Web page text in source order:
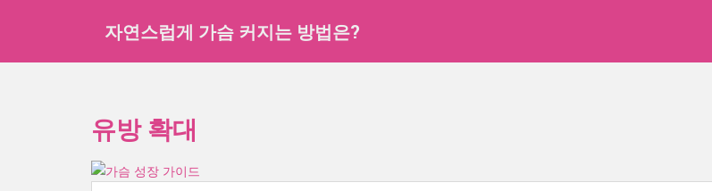
자연스럽게 가슴 커지는 방법은?
유방 확대